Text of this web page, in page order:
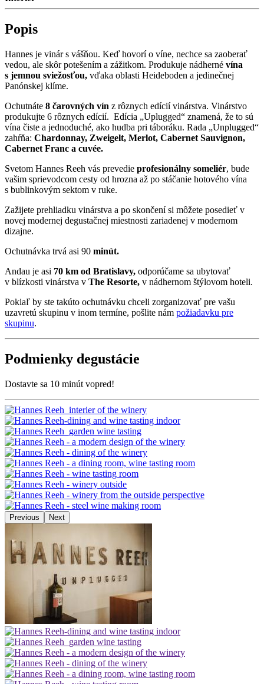
Popis
Hannes je vinár s vášňou. Keď hovorí o víne, nechce sa zaoberať
vedou, ale skôr potešením a zážitkom. Produkuje nádherné vína
s jemnou sviežosťou, vďaka oblasti Heideboden a jedinečnej
Panónskej klíme.
Ochutnáte 8 čarovných vín z rôznych edícií vinárstva. Vinárstvo
produkujte 6 rôznych edícií. Edícia „Uplugged“ znamená, že to sú
vína čiste a jednoduché, ako hudba pri táboráku. Rada „Unplugged“
zahŕňa: Chardonnay, Zweigelt, Merlot, Cabernet Sauvignon,
Cabernet Franc a cuvée.
Svetom Hannes Reeh vás prevedie profesionálny someliér, bude
vašim sprievodcom cesty od hrozna až po stáčanie hotového vína
s bublinkovým sektom v ruke.
Zažijete prehliadku vinárstva a po skončení si môžete posedieť v
novej modernej degustačnej miestnosti zariadenej v modernom
dizajne.
Ochutnávka trvá asi 90 minút.
Andau je asi 70 km od Bratislavy, odporúčame sa ubytovať
v blízkosti vinárstva v The Resorte, v nádhernom štýlovom hoteli.
Pokiaľ by ste takúto ochutnávku chceli zorganizovať pre vašu
uzavretú skupinu v inom termíne, pošlite nám požiadavku pre
skupinu.
Podmienky degustácie
Dostavte sa 10 minút vopred!
Previous Next